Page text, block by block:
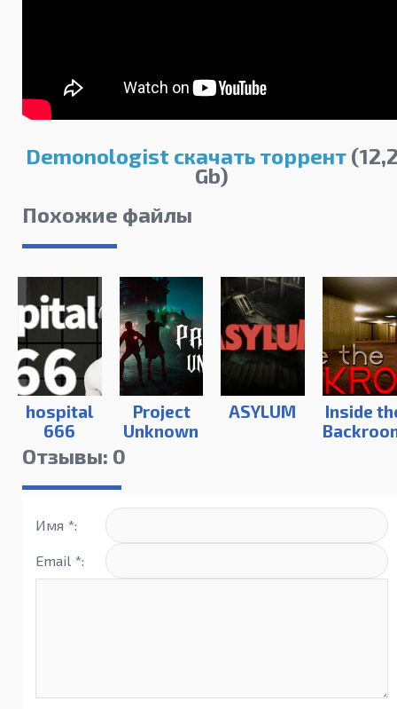
Demonologist скачать торрент
Gb)
Похожие файлы
hospital
666
Project
Unknown
ASYLUM
Inside
Отзывы: 0
Имя *:
Email *: